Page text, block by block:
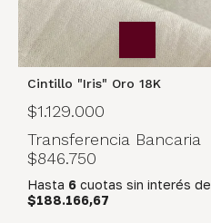
Cintillo "Iris" Oro 18K
$1.129.000
Transferencia Bancaria
$846.750
Hasta 6 cuotas sin interés de
$188.166,67